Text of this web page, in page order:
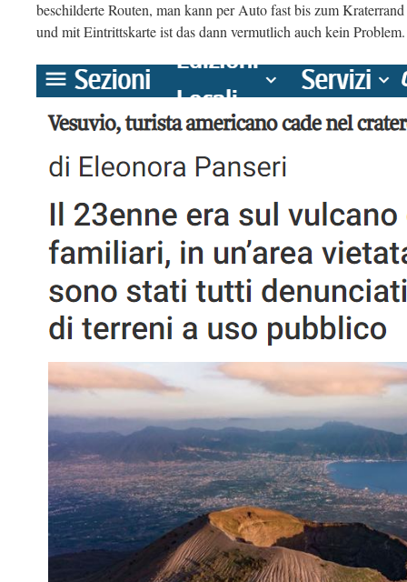
beschilderte Routen, man kann per Auto fast bis zum Kraterrand
und mit Eintrittskarte ist das dann vermutlich auch kein